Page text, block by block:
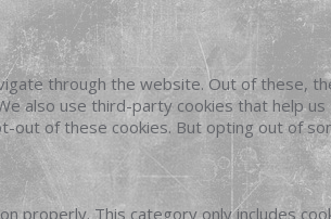
through the website. Out of these,
also use third-party cookies that help
of these cookies. But opting out of
properly. This category only includes